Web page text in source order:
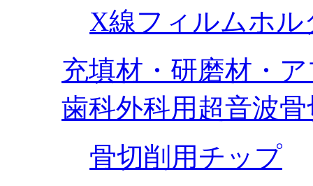
X線フィルムホル
充填材・研磨材・
歯科外科用超音波
骨切削用チップ